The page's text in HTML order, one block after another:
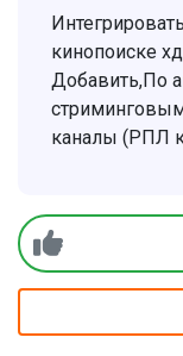
кинопоиске
Добавить,По
каналы (РПЛ